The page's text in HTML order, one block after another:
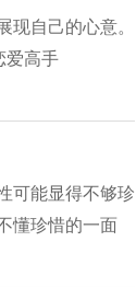
现自己的心意。
爱高手
可能显得不够珍
懂珍惜的一面